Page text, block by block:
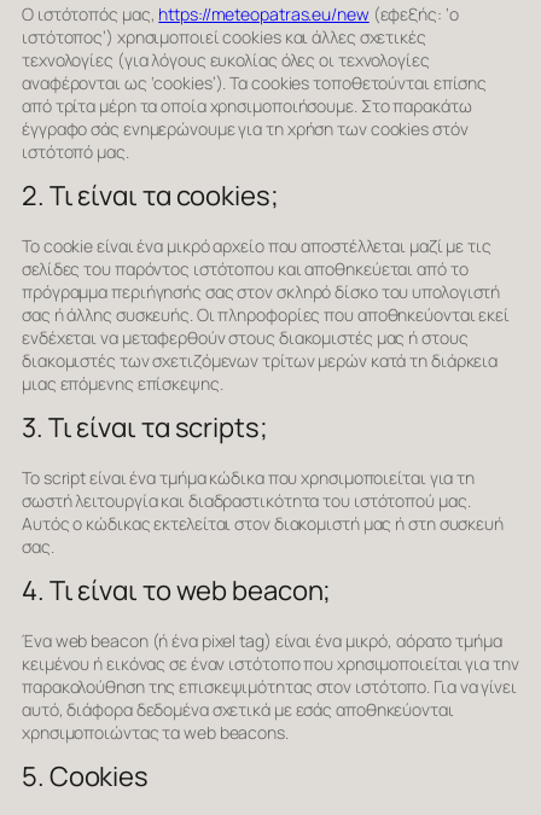
Ο ιστότοπός μας, https://meteopatras.eu/new(εφεξής: ‘ο
ιστότοπος’) χρησιμοποιεί cookies και άλλες σχετικές
τεχνολογίες (για λόγους ευκολίας όλες οι τεχνολογίες
αναφέρονται ως ‘cookies’). Τα cookies τοποθετούνται επίσης
από τρίτα μέρη τα οποία χρησιμοποιήσουμε. Στο παρακάτω
έγγραφο σάς ενημερώνουμε για τη χρήση των cookies στόν
ιστότοπό μας.
2. Τι είναι τα cookies;
Το cookie είναι ένα μικρό αρχείο που αποστέλλεται μαζί με τις
σελίδες του παρόντος ιστότοπου και αποθηκεύεται από το
πρόγραμμα περιήγησής σας στον σκληρό δίσκο του υπολογιστή
σας ή άλλης συσκευής. Οι πληροφορίες που αποθηκεύονται εκεί
ενδέχεται να μεταφερθούν στους διακομιστές μας ή στους
διακομιστές των σχετιζόμενων τρίτων μερών κατά τη διάρκεια
μιας επόμενης επίσκεψης.
3. Τι είναι τα scripts;
Το script είναι ένα τμήμα κώδικα που χρησιμοποιείται για τη
σωστή λειτουργία και διαδραστικότητα του ιστότοπού μας.
Αυτός ο κώδικας εκτελείται στον διακομιστή μας ή στη συσκευή
σας.
4. Τι είναι το web beacon;
Ένα web beacon (ή ένα pixel tag) είναι ένα μικρό, αόρατο τμήμα
κειμένου ή εικόνας σε έναν ιστότοπο που χρησιμοποιείται για την
παρακολούθηση της επισκεψιμότητας στον ιστότοπο. Για να γίνει
αυτό, διάφορα δεδομένα σχετικά με εσάς αποθηκεύονται
χρησιμοποιώντας τα web beacons.
5. Cookies